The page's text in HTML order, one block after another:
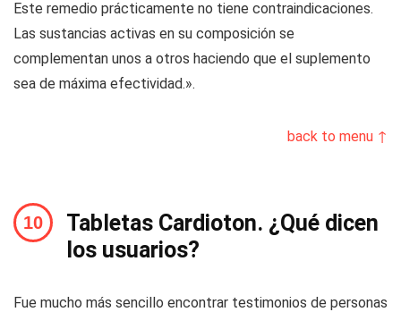
Este remedio prácticamente no tiene contraindicaciones.
Las sustancias activas en su composición se
complementan unos a otros haciendo que el suplemento
sea de máxima efectividad.».
back to menu ↑
Tabletas Cardioton. ¿Qué dicen
los usuarios?
Fue mucho más sencillo encontrar testimonios de personas